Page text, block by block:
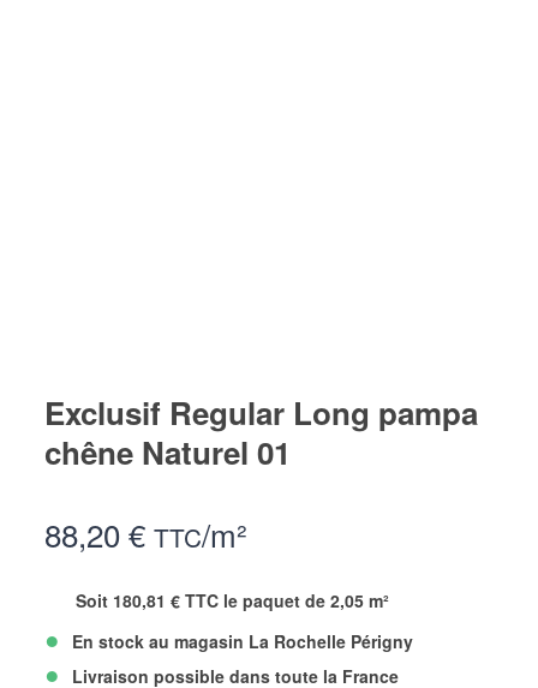
Exclusif Regular Long pampa
chêne Naturel 01
88,20 € TTC/m²
Soit 180,81 € TTC le paquet de 2,05 m²
• En stock au magasin La Rochelle Périgny
• Livraison possible dans toute la France